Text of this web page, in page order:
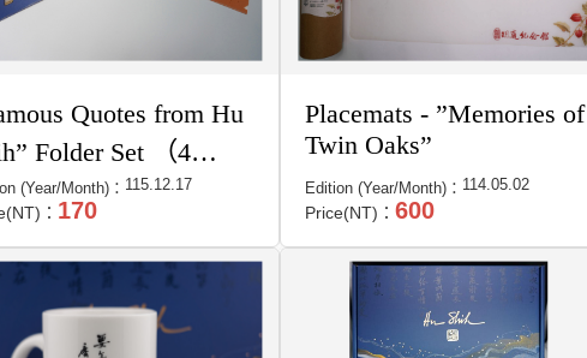
Quotes from Hu
Folder Set （4
）
(Year/Month)： 115.12.17
： 170
Placemats - ”Memories of
Twin Oaks”
Edition (Year/Month)： 114.05.02
Price(NT)：600